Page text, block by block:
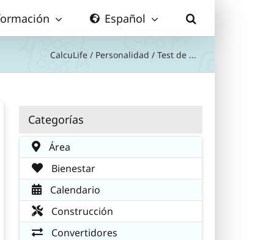
Español
CalcuLife / Personalidad / Test de ...
Categorías
Área
Bienestar
Calendario
Construcción
Convertidores